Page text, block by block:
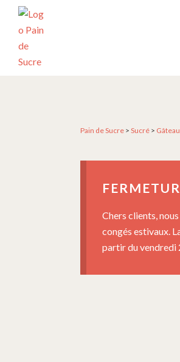
Passer
Passer
Passer
Pain de Sucre > Sucré >
Chers clients,
congés estivaux.
partir du vendredi